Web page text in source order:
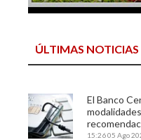
ÚLTIMAS NOTICIAS
El Banco
15:2605 Ago